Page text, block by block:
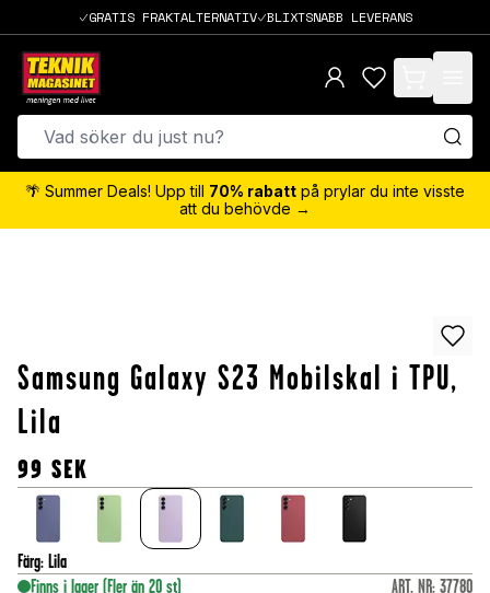
GRATIS FRAKTALTERNATIV BLIXTSNABB LEVERANS
items in cart,
🌴 Summer Deals! Upp till 70% rabatt på prylar du inte visste
att du behövde →
Samsung Galaxy S23 Mobilskal i TPU,
Lila
99 SEK
Färg: Lila
Finns i lager (Fler än 20 st) ART. NR: 37780